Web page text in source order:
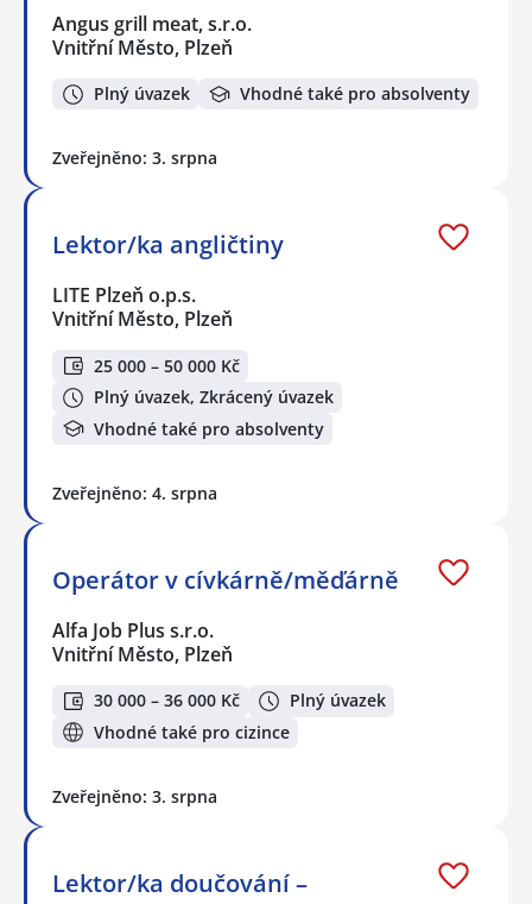
Angus grill meat, s.r.o.
Vnitřní Město, Plzeň
Plný úvazek Vhodné také pro absolventy
Zveřejněno: 3. srpna
Lektor/ka angličtiny
LITE Plzeň o.p.s.
Vnitřní Město, Plzeň
25 000 – 50 000 Kč
Plný úvazek, Zkrácený úvazek
Vhodné také pro absolventy
Zveřejněno: 4. srpna
Operátor v cívkárně/měďárně
Alfa Job Plus s.r.o.
Vnitřní Město, Plzeň
30 000 – 36 000 Kč
Plný úvazek
Vhodné také pro cizince
Zveřejněno: 3. srpna
Lektor/ka doučování –